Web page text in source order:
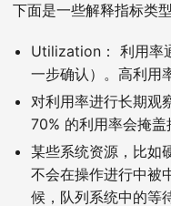
下面是一些解释指标类
Utilization： 利用率
一步确认）。高利用
对利用率进行长期观
70% 的利用率会掩盖
某些系统资源，比如
不会在操作进行中被
候，队列系统中的等